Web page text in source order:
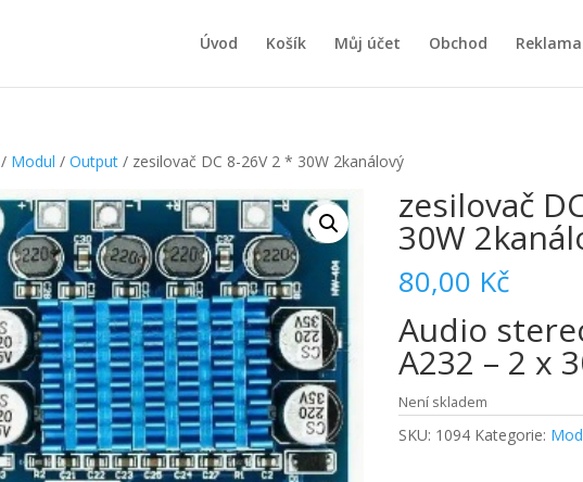
Úvod Košík Můj účet Obchod
/ Modul / Output/ zesilovač DC 8-26V 2 * 30W 2kanálový
zesilovač
30W
80,00 Kč
Audio
A232 – 2 x
Není skladem
SKU: 1094 Kategorie: